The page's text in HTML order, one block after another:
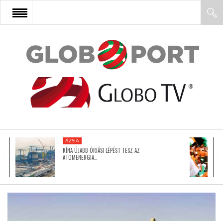
FŐOLDAL
AFRIKA
ÁZSIA
ÁZSIA
KÍNA ÚJABB ÓRIÁSI LÉPÉST TESZ AZ
ATOMENERGIA…